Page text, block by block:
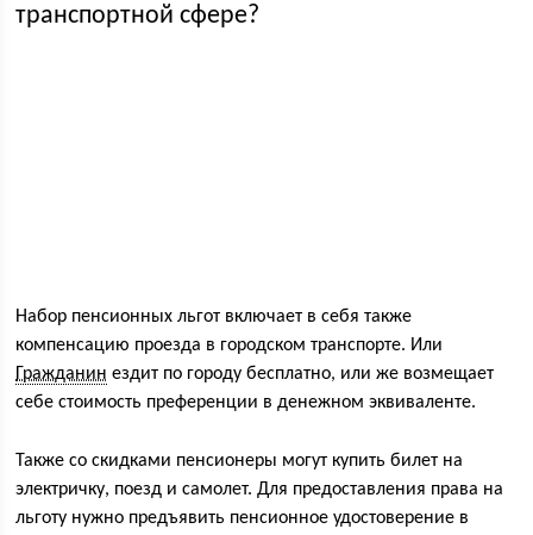
транспортной сфере?
Набор пенсионных льгот включает в себя также
компенсацию проезда в городском транспорте. Или
Гражданин ездит по городу бесплатно, или же возмещает
себе стоимость преференции в денежном эквиваленте.
Также со скидками пенсионеры могут купить билет на
электричку, поезд и самолет. Для предоставления права на
льготу нужно предъявить пенсионное удостоверение в